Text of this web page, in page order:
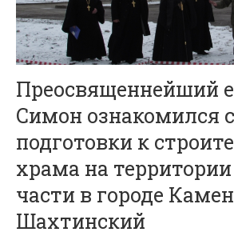
Преосвященнейший
Симон ознакомился
подготовки к
храма на
части в городе
Шахтинский